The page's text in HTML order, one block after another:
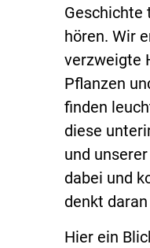
Geschichte
hören. Wir
verzweigte
Pflanzen
finden
diese
und
dabei und
denkt
Hier ein